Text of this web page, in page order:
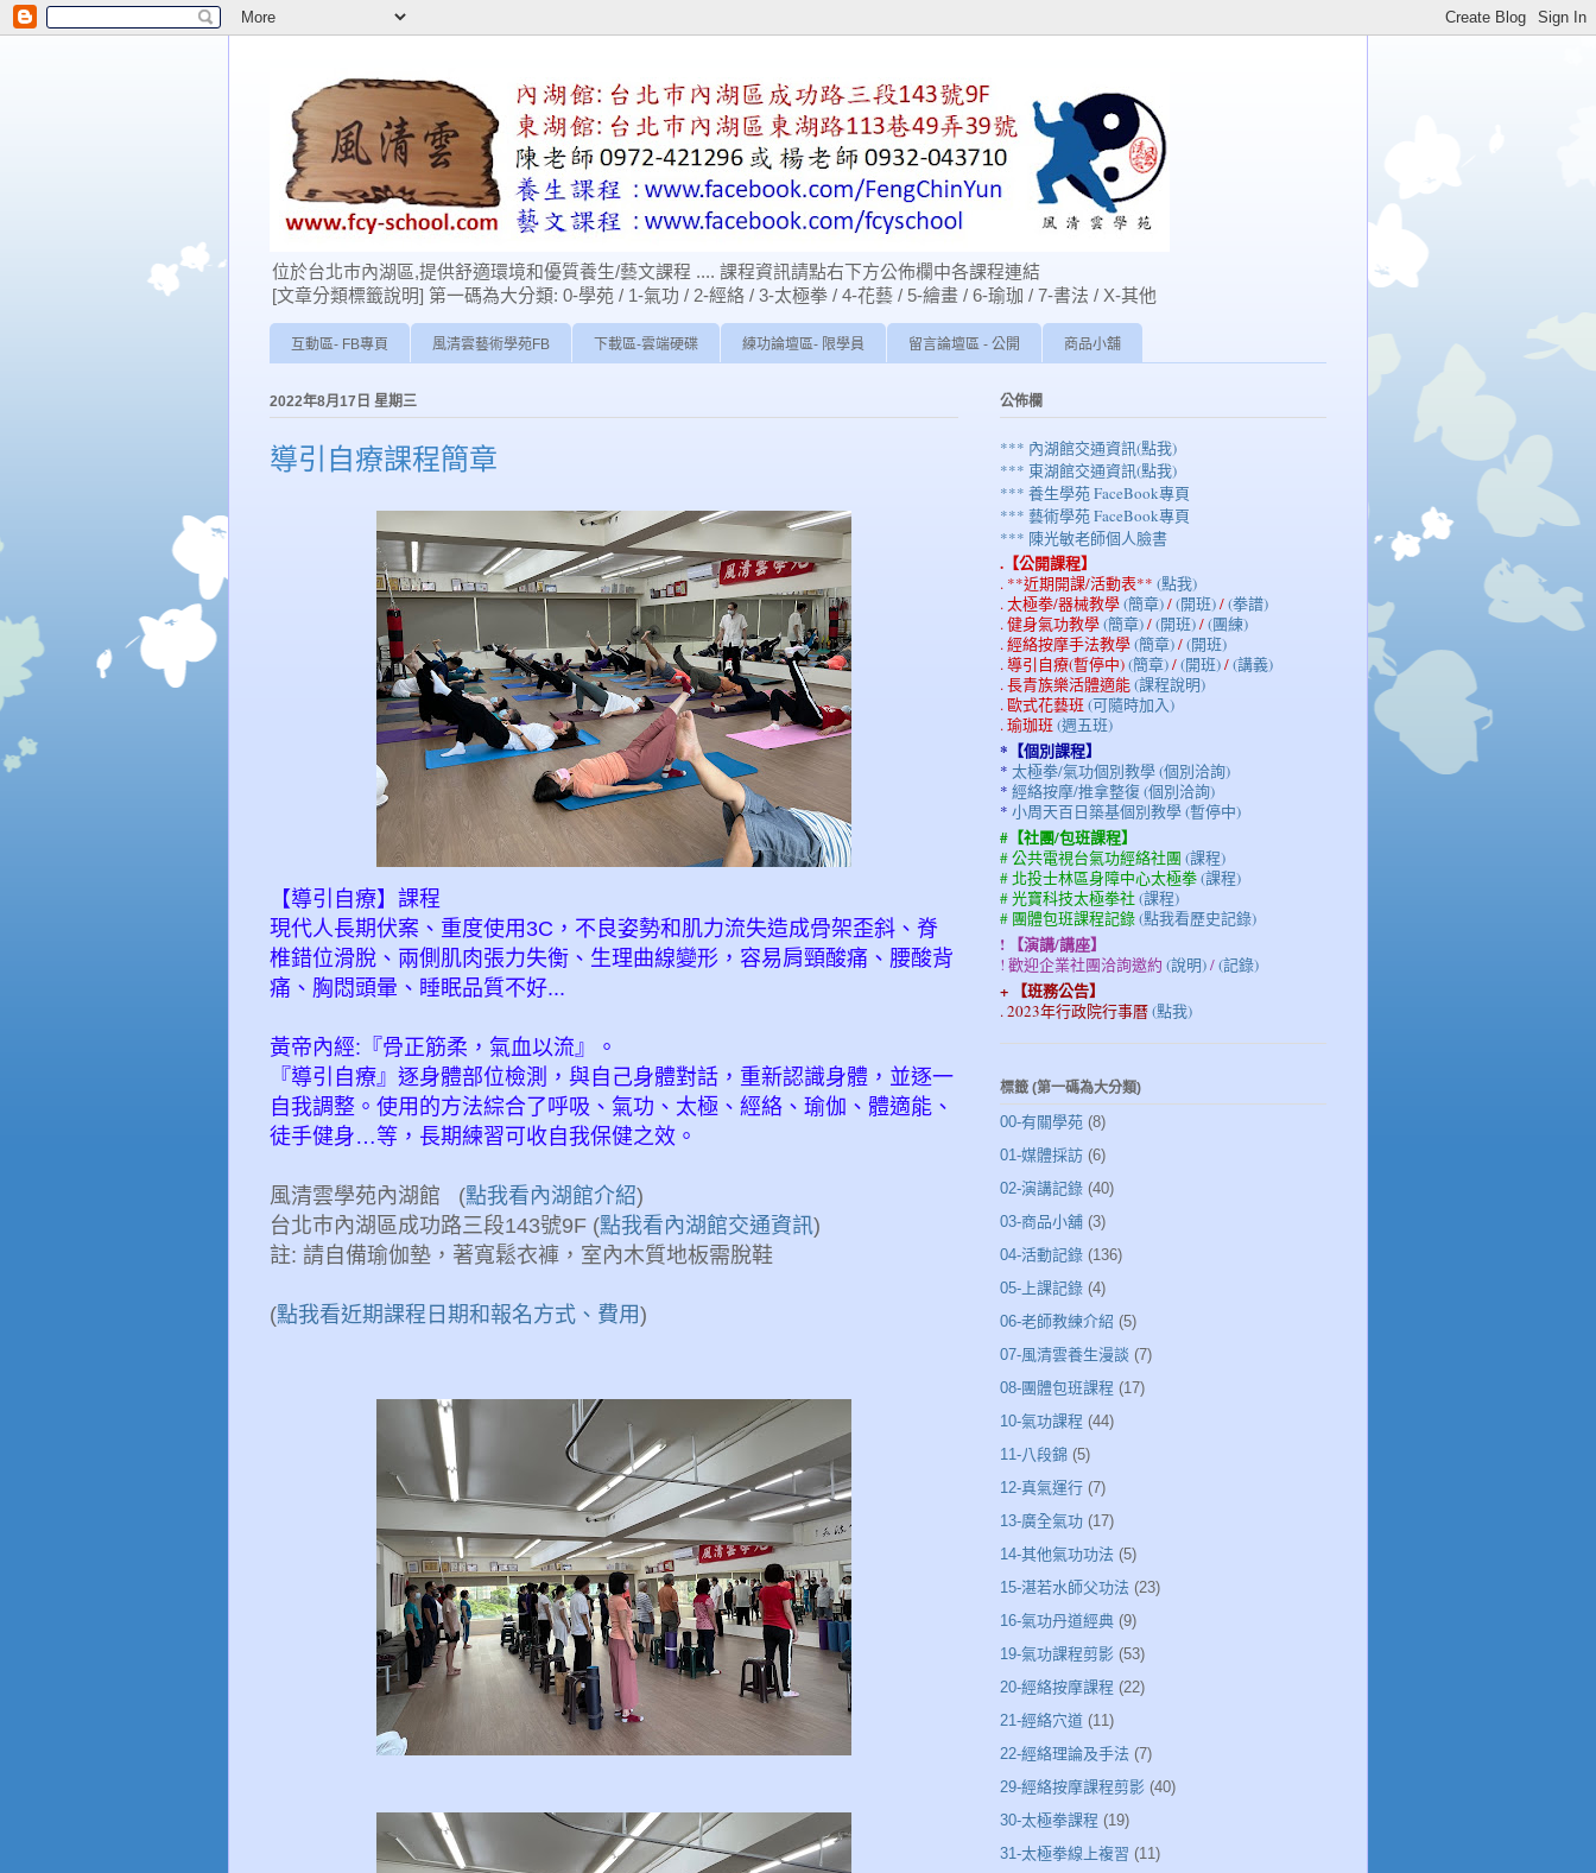
位於台北巿內湖區,提供舒適環境和優質養生/藝文課程 .... 課程資訊請點右下方公佈欄中各課程連結
[文章分類標籤說明] 第一碼為大分類: 0-學苑 / 1-氣功 / 2-經絡 / 3-太極拳 / 4-花藝 / 5-繪畫 / 6-瑜珈 / 7-書法 / X-其他
互動區- FB專頁 風清雲藝術學苑FB 下載區-雲端硬碟 練功論壇區- 限學員 留言論壇區 - 公開 商品小舖
2022年8月17日 星期三
導引自療課程簡章
【導引自療】課程
現代人長期伏案、重度使用3C，不良姿勢和肌力流失造成骨架歪斜、脊
椎錯位滑脫、兩側肌肉張力失衡、生理曲線變形，容易肩頸酸痛、腰酸背
痛、胸悶頭暈、睡眠品質不好...
黃帝內經:『骨正筋柔，氣血以流』。
『導引自療』逐身體部位檢測，與自己身體對話，重新認識身體，並逐一
自我調整。使用的方法綜合了呼吸、氣功、太極、經絡、瑜伽、體適能、
徒手健身…等，長期練習可收自我保健之效。
風清雲學苑內湖館 (點我看內湖館介紹)
台北巿內湖區成功路三段143號9F (點我看內湖館交通資訊)
註: 請自備瑜伽墊，著寬鬆衣褲，室內木質地板需脫鞋
(點我看近期課程日期和報名方式、費用)
公佈欄
*** 內湖館交通資訊(點我)
*** 東湖館交通資訊(點我)
*** 養生學苑 FaceBook專頁
*** 藝術學苑 FaceBook專頁
*** 陳光敏老師個人臉書
.【公開課程】
. **近期開課/活動表** (點我)
. 太極拳/器械教學(簡章)/(開班)/(拳譜)
. 健身氣功教學(簡章)/(開班)/(團練)
. 經絡按摩手法教學(簡章)/(開班)
. 導引自療(暫停中)(簡章)/(開班)/(講義)
. 長青族樂活體適能(課程說明)
. 歐式花藝班(可隨時加入)
. 瑜珈班(週五班)
*【個別課程】
* 太極拳/氣功個別教學 (個別洽詢)
* 經絡按摩/推拿整復 (個別洽詢)
* 小周天百日築基個別教學 (暫停中)
#【社團/包班課程】
# 公共電視台氣功經絡社團 (課程)
# 北投士林區身障中心太極拳(課程)
# 光寶科技太極拳社(課程)
# 團體包班課程記錄(點我看歷史記錄)
! 【演講/講座】
! 歡迎企業社團洽詢邀約 (說明)/(記錄)
+ 【班務公告】
. 2023年行政院行事曆(點我)
標籤 (第一碼為大分類)
00-有關學苑 (8)
01-媒體採訪 (6)
02-演講記錄 (40)
03-商品小舖 (3)
04-活動記錄 (136)
05-上課記錄 (4)
06-老師教練介紹 (5)
07-風清雲養生漫談 (7)
08-團體包班課程 (17)
10-氣功課程 (44)
11-八段錦 (5)
12-真氣運行 (7)
13-廣全氣功 (17)
14-其他氣功功法 (5)
15-湛若水師父功法 (23)
16-氣功丹道經典 (9)
19-氣功課程剪影 (53)
20-經絡按摩課程 (22)
21-經絡穴道 (11)
22-經絡理論及手法 (7)
29-經絡按摩課程剪影 (40)
30-太極拳課程 (19)
31-太極拳線上複習 (11)